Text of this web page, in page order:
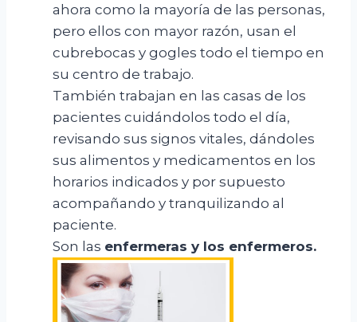
ahora como la mayoría de las personas,
pero ellos con mayor razón, usan el
cubrebocas y gogles todo el tiempo en
su centro de trabajo.
También trabajan en las casas de los
pacientes cuidándolos todo el día,
revisando sus signos vitales, dándoles
sus alimentos y medicamentos en los
horarios indicados y por supuesto
acompañando y tranquilizando al
paciente.
Son las enfermeras y los enfermeros.